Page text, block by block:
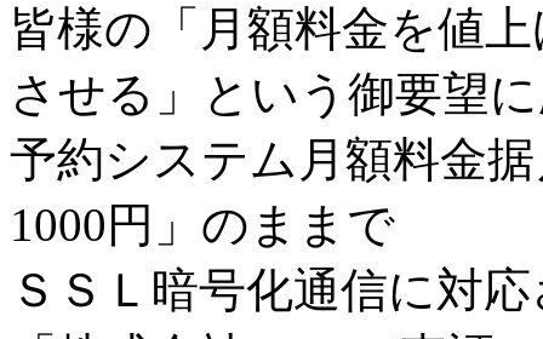
皆様の「月額料金を値
させる」という御要望
予約システム月額料金
1000円」のままで
ＳＳＬ暗号化通信に対